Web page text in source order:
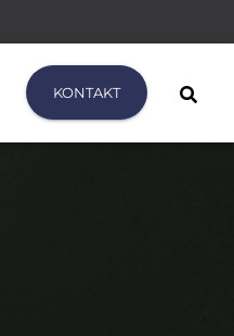
KONTAKT